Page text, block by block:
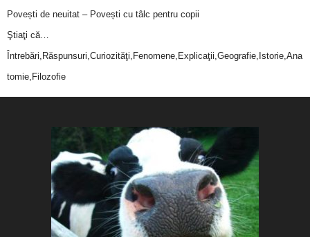
Povești de neuitat – Povești cu tâlc pentru copii
Ştiaţi că…
Întrebări,Răspunsuri,Curiozităţi,Fenomene,Explicaţii,Geografie,Istorie,Ana
tomie,Filozofie